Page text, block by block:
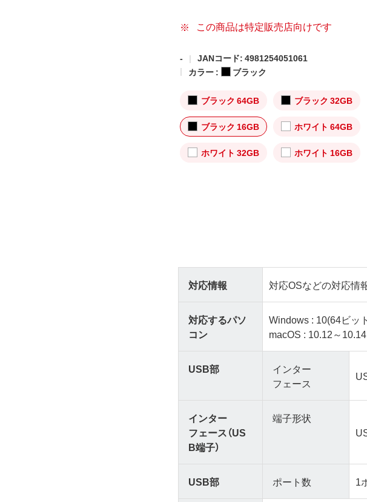
この商品は特定販売店向けです
-
JANコード: 4981254051061
カラー :
ブラック
ブラック 64GB ブラック 32GB
ブラック 16GB ホワイト 64GB
ホワイト 32GB ホワイト 16GB
対応情報 対応OSなどの対応情
対応するパソ
コン
macOS : 10.12～10.14
USB部
インター
フェース
インター
フェース（US
B端子）
端子形状
USB部 ポート数 1